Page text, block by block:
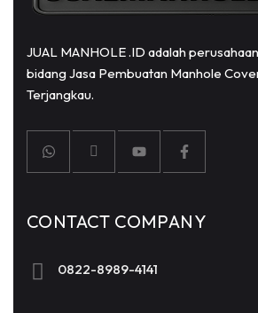
JUAL MANHOLE .ID adalah
bidang Jasa Pembuatan Manhole
Terjangkau.
CONTACT COMPANY
0822-8989-4141